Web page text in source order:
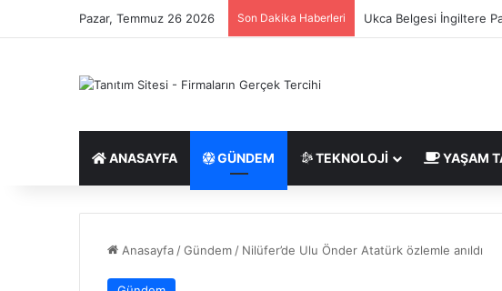
Pazar, Temmuz 26 2026 Son Dakika Haberleri Saç Ekimi Nedir ve
ANASAYFA GÜNDEM TEKNOLOJI YAŞAM
Anasayfa /Gündem / Nilüfer’de Ulu Önder Atatürk özlemle anıldı